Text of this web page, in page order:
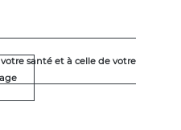
santé et à celle de votre